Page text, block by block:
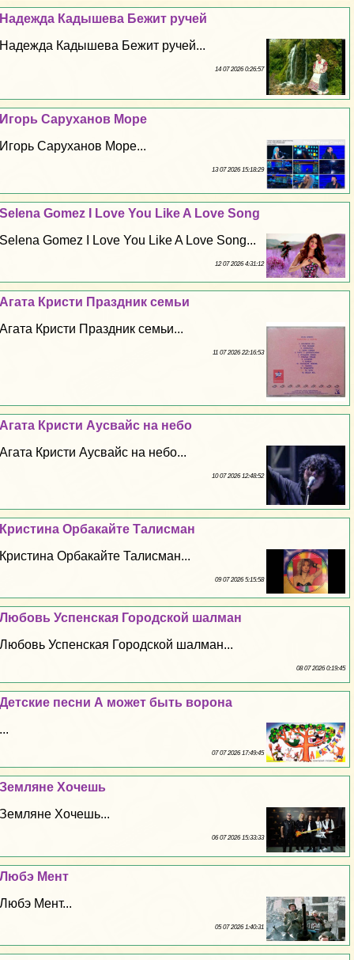
Надежда Кадышева Бежит ручей
Надежда Кадышева Бежит ручей...
14 07 2026 0:26:57
Игорь Саруханов Море
Игорь Саруханов Море...
13 07 2026 15:18:29
Selena Gomez I Love You Like A Love Song
Selena Gomez I Love You Like A Love Song...
12 07 2026 4:31:12
Агата Кристи Праздник семьи
Агата Кристи Праздник семьи...
11 07 2026 22:16:53
Агата Кристи Аусвайс на небо
Агата Кристи Аусвайс на небо...
10 07 2026 12:48:52
Кристина Орбакайте Талисман
Кристина Орбакайте Талисман...
09 07 2026 5:15:58
Любовь Успенская Городской шалман
Любовь Успенская Городской шалман...
08 07 2026 0:19:45
Детские песни А может быть ворона
...
07 07 2026 17:49:45
Земляне Хочешь
Земляне Хочешь...
06 07 2026 15:33:33
Любэ Мент
Любэ Мент...
05 07 2026 1:40:31